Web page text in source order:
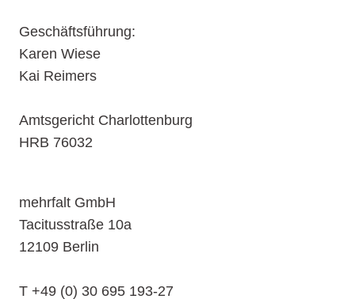
mehrfalt GmbH
Tacitusstraße 10a
12109 Berlin
T +49 (0) 30 695 193-27
Geschäftsführung:
Karen Wiese
Kai Reimers
Amtsgericht Charlottenburg
HRB 76032